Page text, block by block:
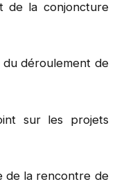
de la conjoncture
du déroulement de
sur les projets
de la rencontre de